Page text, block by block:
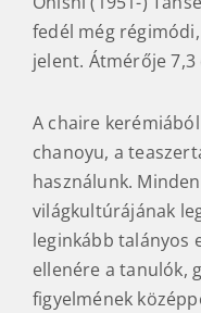
fedél még
jelent. Átmérője 7,3
A chaire
chanoyu, a
használunk.
világkultúrájának
leginkább talányos
ellenére a tanulók,
figyelmének